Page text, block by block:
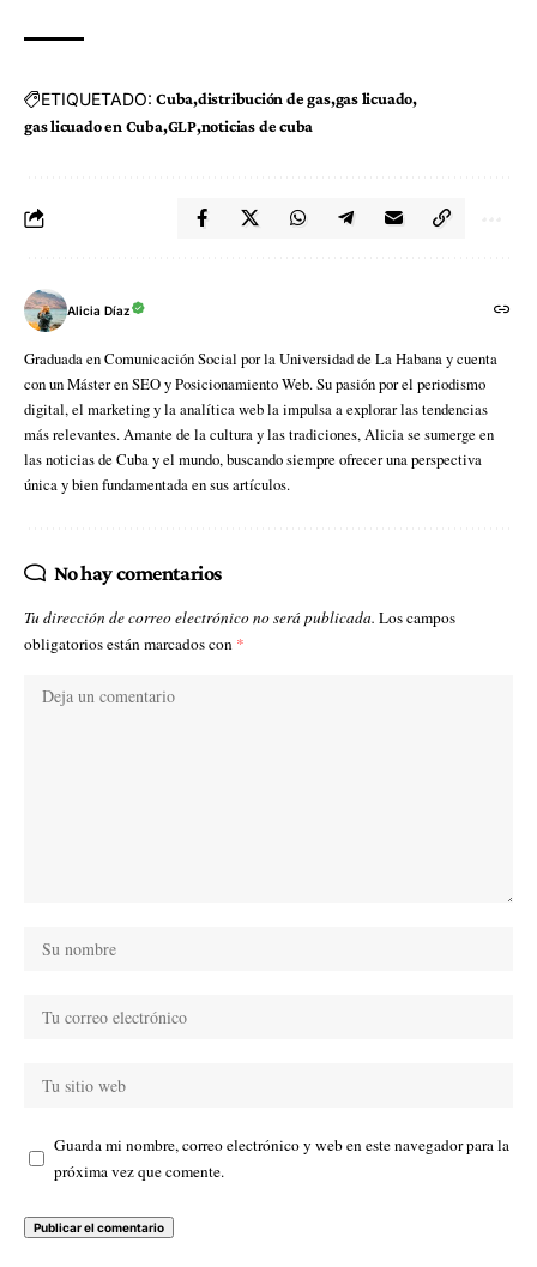
ETIQUETADO: Cuba distribución de gas gas licuado
gas licuado en Cuba GLP noticias de cuba
Alicia Díaz
Graduada en Comunicación Social por la Universidad de La Habana y cuenta
con un Máster en SEO y Posicionamiento Web. Su pasión por el periodismo
digital, el marketing y la analítica web la impulsa a explorar las tendencias
más relevantes. Amante de la cultura y las tradiciones, Alicia se sumerge en
las noticias de Cuba y el mundo, buscando siempre ofrecer una perspectiva
única y bien fundamentada en sus artículos.
No hay comentarios
Tu dirección de correo electrónico no será publicada. Los campos
obligatorios están marcados con *
Guarda mi nombre, correo electrónico y web en este navegador para la
próxima vez que comente.